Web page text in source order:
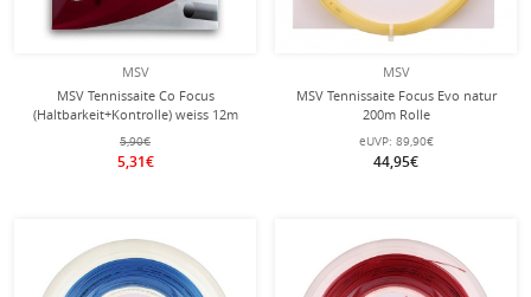
MSV
MSV Tennissaite Co Focus
(Haltbarkeit+Kontrolle) weiss 12m
Set
5,90€
5,31€
MSV
MSV Tennissaite Focus Evo natur
200m Rolle
eUVP: 89,90€
44,95€